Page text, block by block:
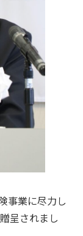
事業に尽力し
呈されまし